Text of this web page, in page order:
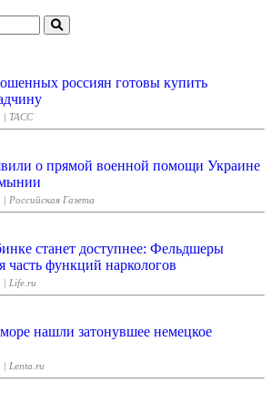
россиян готовы купить
| ТАСС
о прямой военной помощи Украине
| Российская Газета
станет доступнее: Фельдшеры
часть функций наркологов
| Life.ru
нашли затонувшее немецкое
| Lenta.ru